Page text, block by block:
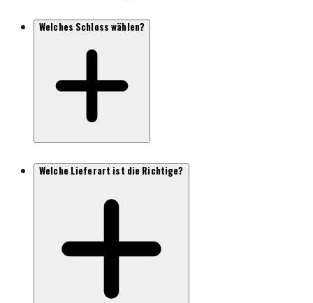
Welches Schloss wählen?
Welche Lieferart ist die Richtige?